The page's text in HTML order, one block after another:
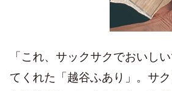
「これ、サックサクでおいし
てくれた「越谷ふあり」。サ